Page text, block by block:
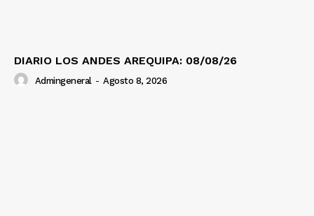
DIARIO LOS ANDES AREQUIPA: 08/08/26
Admingeneral - Agosto 8, 2026